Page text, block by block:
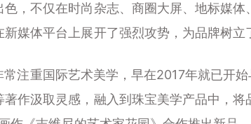
，不仅在时尚杂志、商圈大屏、地标媒
媒体平台上展开了强烈攻势，为品牌树立
重国际艺术美学，早在2017年就已开始
著作汲取灵感，融入到珠宝美学产品中，